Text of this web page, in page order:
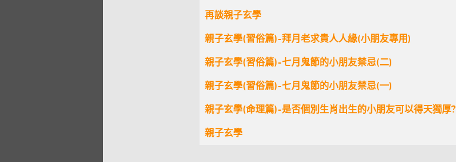
再談親子玄學
親子玄學(習俗篇)-拜月老求貴人人緣(小朋友專用)
親子玄學(習俗篇)-七月鬼節的小朋友禁忌(二)
親子玄學(習俗篇)-七月鬼節的小朋友禁忌(一)
親子玄學(命理篇)-是否個別生肖出生的小朋友可以得天獨厚?
親子玄學